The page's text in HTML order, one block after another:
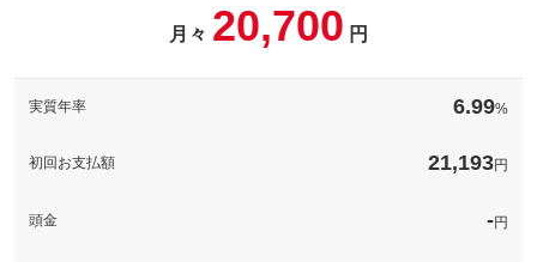
このパックの見積もり依頼（無料）
このパックの見積もり依頼（無料）
月々 20,700 円
実質年率 6.99%
初回お支払額 21,193円
頭金 -円